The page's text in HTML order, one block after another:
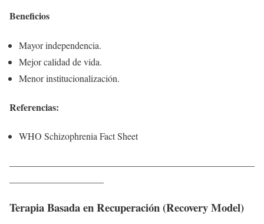
Beneficios
Mayor independencia.
Mejor calidad de vida.
Menor institucionalización.
Referencias:
WHO Schizophrenia Fact Sheet
Terapia Basada en Recuperación (Recovery Model)